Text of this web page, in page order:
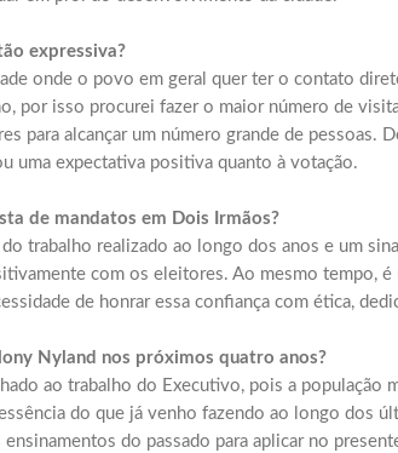
expressiva?
onde o povo em geral quer ter o contato
por isso procurei fazer o maior número de
para alcançar um número grande de pessoas.
uma expectativa positiva quanto à votação.
de mandatos em Dois Irmãos?
trabalho realizado ao longo dos anos e um
com os eleitores. Ao mesmo tempo, é
de honrar essa confiança com ética,
Nyland nos próximos quatro anos?
ao trabalho do Executivo, pois a população
do que já venho fazendo ao longo dos
do passado para aplicar no